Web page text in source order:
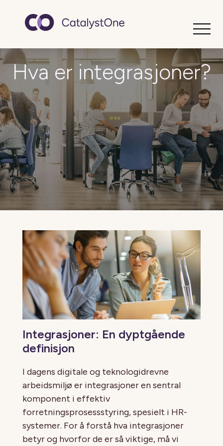
Hva er integrasjoner?
Integrasjoner: En dyptgående
definisjon
I dagens digitale og teknologidrevne
arbeidsmiljø er integrasjoner en sentral
komponent i effektiv
forretningsprosessstyring, spesielt i HR-
systemer. For å forstå hva integrasjoner
betyr og hvorfor de er så viktige, må vi